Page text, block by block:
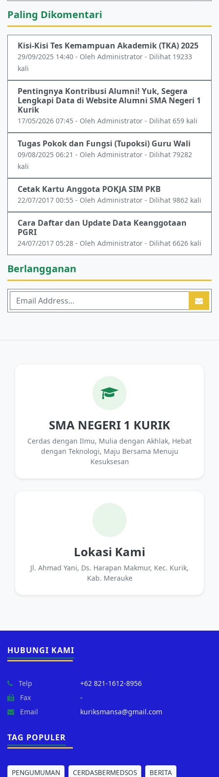
Paling Dikomentari
Kisi-Kisi Tes Kemampuan Akademik (TKA) 2025
29/09/2025 14:40 - Oleh Administrator - Dilihat 19233
kali
Pentingnya Kontribusi Alumni! Yuk, Segera
Lengkapi Data di Website Alumni SMA Negeri 1
Kurik
17/05/2026 07:45 - Oleh Administrator - Dilihat 659 kali
Tugas Pokok dan Fungsi (Tupoksi) Guru Wali
09/08/2025 06:21 - Oleh Administrator - Dilihat 79282
kali
Cetak Kartu Anggota POKJA SIM PKB
22/07/2017 00:55 - Oleh Administrator - Dilihat 9862 kali
Cara Daftar dan Update Data Keanggotaan
PGRI
24/07/2017 05:28 - Oleh Administrator - Dilihat 6626 kali
Berlangganan
SMA NEGERI 1 KURIK
Cerdas dengan Ilmu, Mulia dengan Akhlak, Hebat
dengan Teknologi, Maju Bersama Menuju
Kesuksesan
Lokasi Kami
Jl. Ahmad Yani, Ds. Harapan Makmur, Kec. Kurik,
Kab. Merauke
HUBUNGI KAMI
Telp
+62 821-1612-8956
Fax
-
Email
kuriksmansa@gmail.com
TAG POPULER
PENGUMUMAN CERDASBERMEDSOS BERITA